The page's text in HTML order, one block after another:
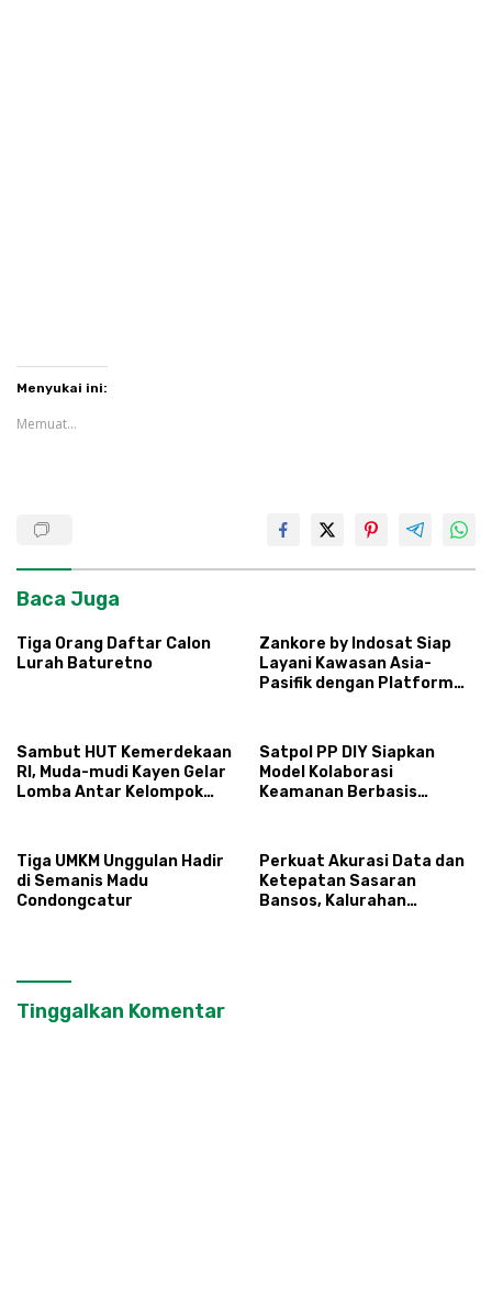
Menyukai ini:
Memuat...
Baca Juga
Tiga Orang Daftar Calon
Lurah Baturetno
Zankore by Indosat Siap
Layani Kawasan Asia-
Pasifik dengan Platform
Sambut HUT Kemerdekaan
RI, Muda-mudi Kayen Gelar
Lomba Antar Kelompok
Satpol PP DIY Siapkan
Model Kolaborasi
Keamanan Berbasis
Tiga UMKM Unggulan Hadir
di Semanis Madu
Condongcatur
Perkuat Akurasi Data dan
Ketepatan Sasaran
Bansos, Kalurahan
Tinggalkan Komentar